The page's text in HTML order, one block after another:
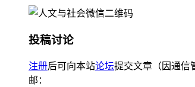
投稿讨论
注册后可向本站论坛提交文章（因通信
邮：